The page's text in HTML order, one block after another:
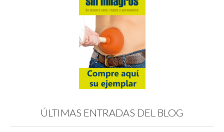
ÚLTIMAS ENTRADAS DEL BLOG